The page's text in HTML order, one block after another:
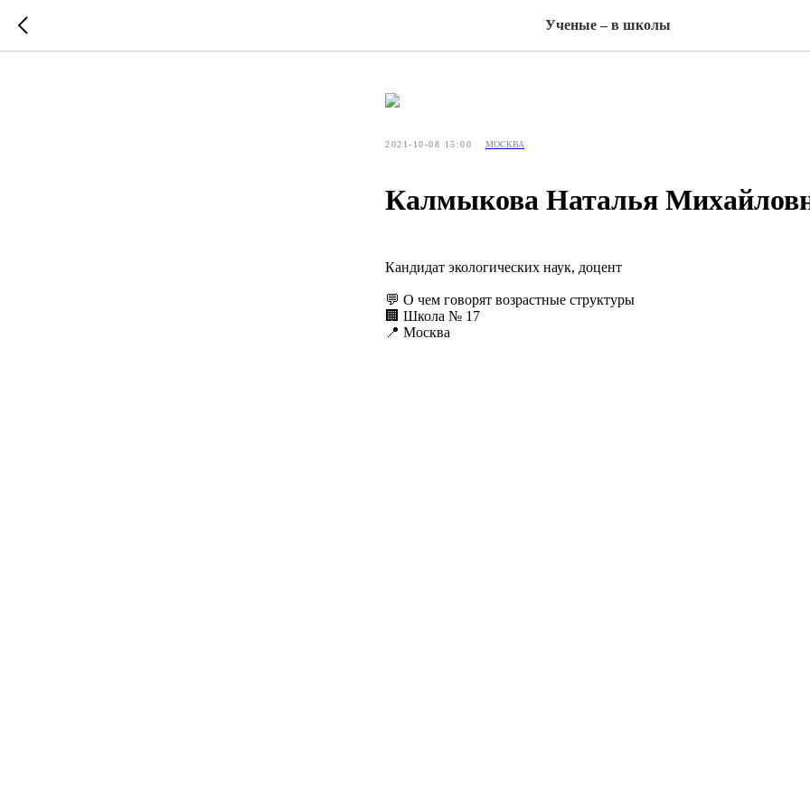
Ученые – в школы
2021-10-08 15:00 МОСКВА
Калмыкова Наталья
Кандидат экологических наук, доцент
💬 О чем говорят возрастные структуры
🏢 Школа № 17
📍 Москва